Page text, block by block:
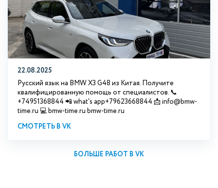
22.08.2025
Русский язык на BMW X3 G48 из Китая. Получите
квалифицированную помощь от специалистов. 📞
+74951368844 📲 what's app+79623668844 📩 info@bmw-
time.ru 💻 bmw-time.ru bmw-time.ru
СМОТРЕТЬ В VK
БОЛЬШЕ РАБОТ В VK